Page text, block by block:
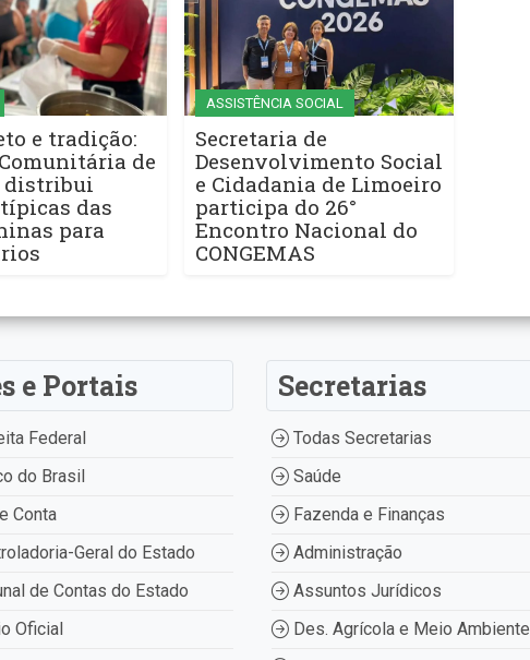
e tradição:
de
distribui
das
para
ASSISTÊNCIA SOCIAL
Secretaria de
Desenvolvimento Social
e Cidadania de Limoeiro
participa do 26°
Encontro Nacional do
CONGEMAS
e Portais
Federal
do Brasil
Conta
Geral do Estado
de Contas do Estado
Oficial
Secretarias
Todas Secretarias
Saúde
Fazenda e Finanças
Administração
Assuntos Jurídicos
Des. Agrícola e Meio Ambiente